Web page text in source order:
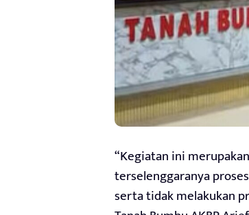
“Kegiatan ini
terselenggaranya
serta tidak melakukan